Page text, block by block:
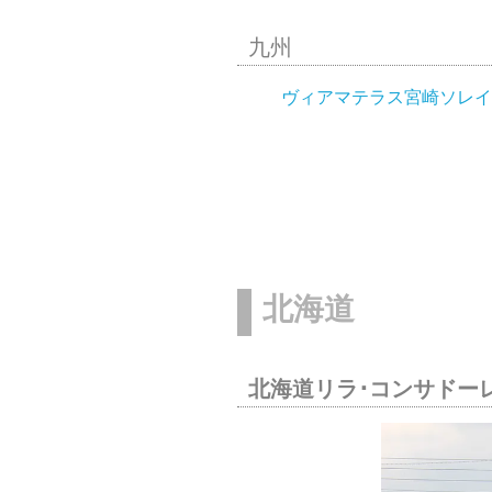
九州
ヴィアマテラス宮崎ソレ
北海道
北海道リラ･コンサドー